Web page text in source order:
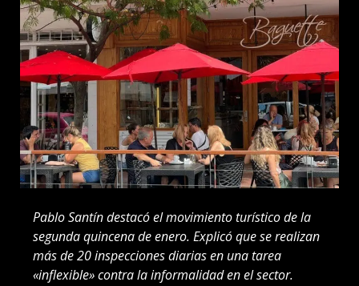
Pablo Santín destacó el movimiento turístico de la
segunda quincena de enero. Explicó que se realizan
más de 20 inspecciones diarias en una tarea
«inflexible» contra la informalidad en el sector.